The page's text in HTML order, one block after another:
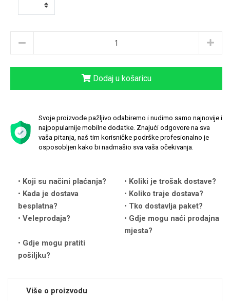
Dodaj u košaricu
Svoje proizvode pažljivo odabiremo i nudimo samo najnovije i
najpopularnije mobilne dodatke. Znajući odgovore na sva
vaša pitanja, naš tim korisničke podrške profesionalno je
osposobljen kako bi nadmašio sva vaša očekivanja.
Koji su načini plaćanja?
Koliki je trošak dostave?
Kada je dostava
besplatna?
Koliko traje dostava?
Tko dostavlja paket?
Veleprodaja?
Gdje mogu naći prodajna
mjesta?
Gdje mogu pratiti
pošiljku?
Više o proizvodu
Svemirska kolekcija
Love motivi I Need Some Space
Zodiac